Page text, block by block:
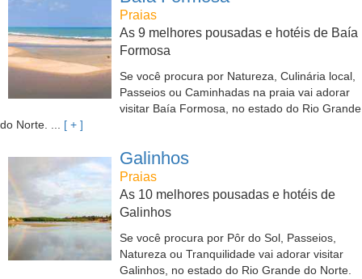
Praias
As 9 melhores pousadas e hotéis de Baía
Formosa
Se você procura por Natureza, Culinária local,
Passeios ou Caminhadas na praia vai adorar
visitar Baía Formosa, no estado do Rio Grande
do Norte. ... [ + ]
Galinhos
Praias
As 10 melhores pousadas e hotéis de
Galinhos
Se você procura por Pôr do Sol, Passeios,
Natureza ou Tranquilidade vai adorar visitar
Galinhos, no estado do Rio Grande do Norte.